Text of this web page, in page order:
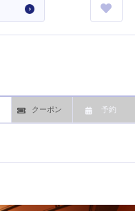
クーポン 予約